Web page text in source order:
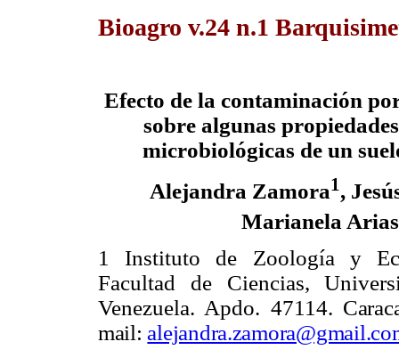
Bioagro v.24 n.1
Efecto de la contaminación
sobre algunas
microbiológicas de un
Alejandra Zamora1,
Marianela Arias
1 Instituto de Zoología y
Facultad de Ciencias,
Venezuela. Apdo. 47114.
mail: